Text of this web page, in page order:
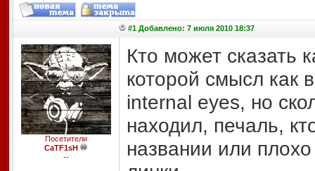
#1 Добавлено: 7 июля 2010 18:37
Посетители
CaTF1sH
--
Кто может сказать
которой смысл как
internal eyes, но
находил, печаль,
названии или